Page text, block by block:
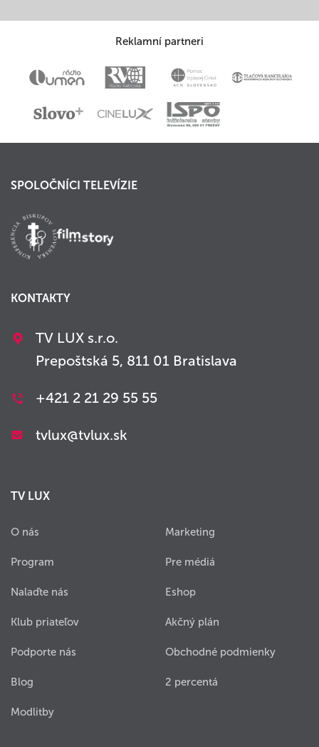
Reklamní partneri
SPOLOČNÍCI TELEVÍZIE
KONTAKTY
TV LUX s.r.o.
Prepoštská 5, 811 01 Bratislava
+421 2 21 29 55 55
tvlux@tvlux.sk
TV LUX
O nás
Program
Nalaďte nás
Klub priateľov
Podporte nás
Blog
Modlitby
Marketing
Pre médiá
Eshop
Akčný plán
Obchodné podmienky
2 percentá